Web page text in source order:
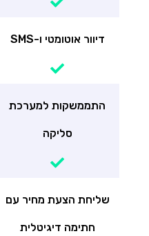
דיוור אוטומטי ו-SMS
התממשקות למערכת
סליקה
שליחת הצעת מחיר עם
חתימה דיגיטלית